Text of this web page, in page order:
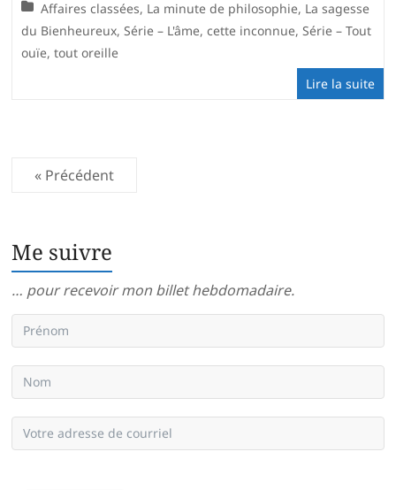
Affaires classées, La minute de philosophie, La sagesse
du Bienheureux,Série – L'âme, cette inconnue,Série – Tout
ouïe, tout oreille
Lire la suite
« Précédent
Me suivre
… pour recevoir mon billet hebdomadaire.